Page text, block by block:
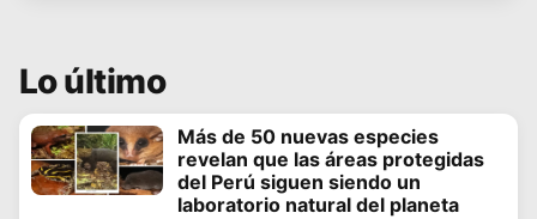
Lo último
Más de 50 nuevas especies
revelan que las áreas protegidas
del Perú siguen siendo un
laboratorio natural del planeta